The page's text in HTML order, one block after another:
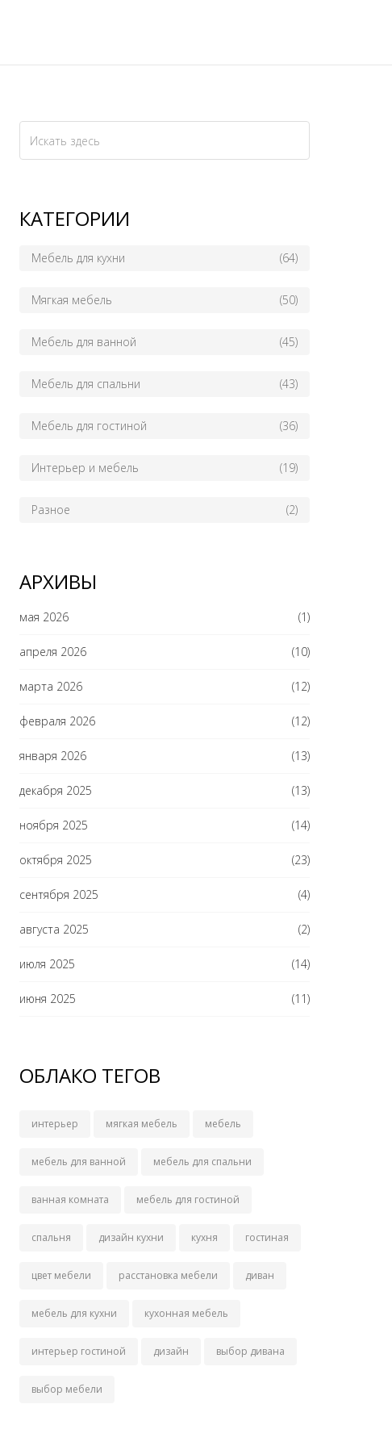
КАТЕГОРИИ
Мебель для кухни (64)
Мягкая мебель (50)
Мебель для ванной (45)
Мебель для спальни (43)
Мебель для гостиной (36)
Интерьер и мебель (19)
Разное (2)
АРХИВЫ
мая 2026 (1)
апреля 2026 (10)
марта 2026 (12)
февраля 2026 (12)
января 2026 (13)
декабря 2025 (13)
ноября 2025 (14)
октября 2025 (23)
сентября 2025 (4)
августа 2025 (2)
июля 2025 (14)
июня 2025 (11)
ОБЛАКО ТЕГОВ
интерьер мягкая мебель мебель
мебель для ванной мебель для спальни
ванная комната мебель для гостиной
спальня дизайн кухни кухня гостиная
цвет мебели расстановка мебели диван
мебель для кухни кухонная мебель
интерьер гостиной дизайн выбор дивана
выбор мебели